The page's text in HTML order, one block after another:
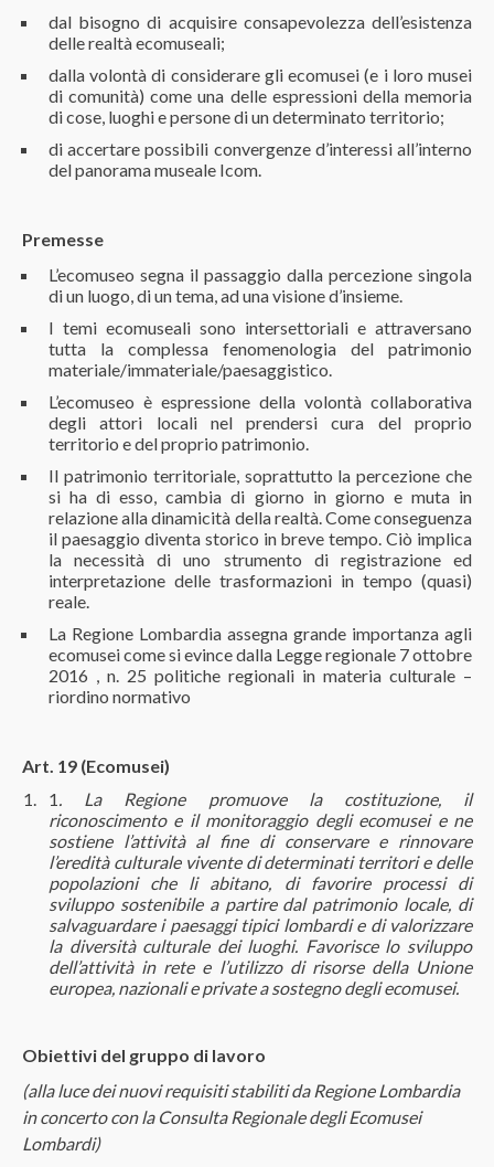
dal bisogno di acquisire consapevolezza dell’esistenza
delle realtà ecomuseali;
dalla volontà di considerare gli ecomusei (e i loro musei
di comunità) come una delle espressioni della memoria
di cose, luoghi e persone di un determinato territorio;
di accertare possibili convergenze d’interessi all’interno
del panorama museale Icom.
Premesse
L’ecomuseo segna il passaggio dalla percezione singola
di un luogo, di un tema, ad una visione d’insieme.
I temi ecomuseali sono intersettoriali e attraversano
tutta la complessa fenomenologia del patrimonio
materiale/immateriale/paesaggistico.
L’ecomuseo è espressione della volontà collaborativa
degli attori locali nel prendersi cura del proprio
territorio e del proprio patrimonio.
Il patrimonio territoriale, soprattutto la percezione che
si ha di esso, cambia di giorno in giorno e muta in
relazione alla dinamicità della realtà. Come conseguenza
il paesaggio diventa storico in breve tempo. Ciò implica
la necessità di uno strumento di registrazione ed
interpretazione delle trasformazioni in tempo (quasi)
reale.
La Regione Lombardia assegna grande importanza agli
ecomusei come si evince dalla Legge regionale 7 ottobre
2016 , n. 25 politiche regionali in materia culturale –
riordino normativo
Art. 19 (Ecomusei)
1. La Regione promuove la costituzione, il
riconoscimento e il monitoraggio degli ecomusei e ne
sostiene l’attività al fine di conservare e rinnovare
l’eredità culturale vivente di determinati territori e delle
popolazioni che li abitano, di favorire processi di
sviluppo sostenibile a partire dal patrimonio locale, di
salvaguardare i paesaggi tipici lombardi e di valorizzare
la diversità culturale dei luoghi. Favorisce lo sviluppo
dell’attività in rete e l’utilizzo di risorse della Unione
europea, nazionali e private a sostegno degli ecomusei.
Obiettivi del gruppo di lavoro
(alla luce dei nuovi requisiti stabiliti da Regione Lombardia
in concerto con la Consulta Regionale degli Ecomusei
Lombardi)